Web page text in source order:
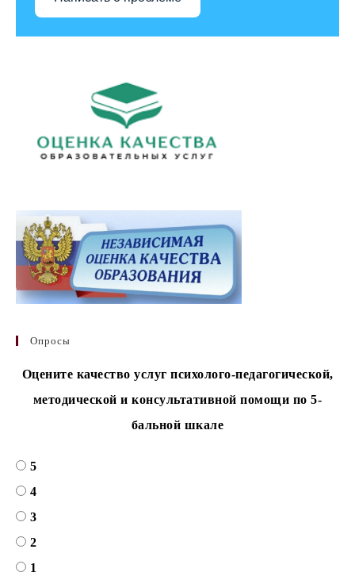
Опросы
Оцените качество услуг психолого-педагогической,
методической и консультативной помощи по 5-
бальной шкале
5
4
3
2
1